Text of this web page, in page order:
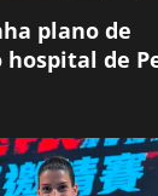
plano de
hospital de